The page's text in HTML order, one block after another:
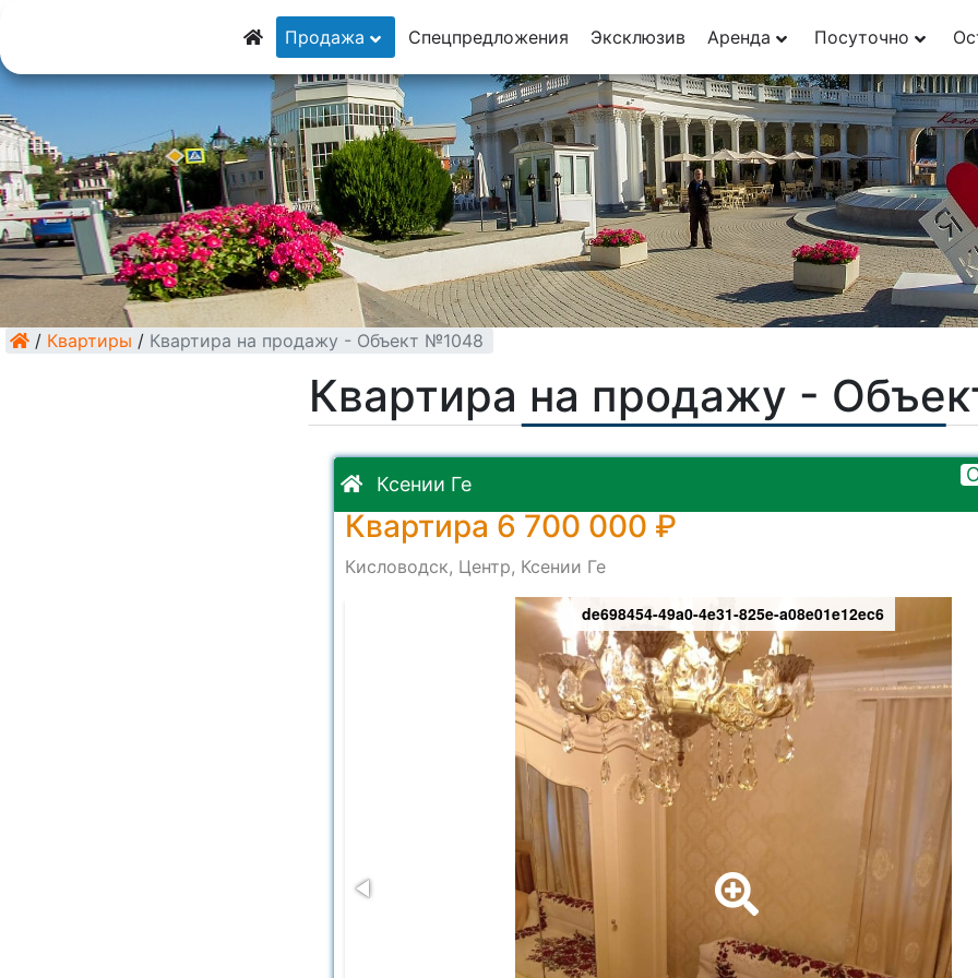
8 (928) 5555-929
8 (928) 3054-111
Продажа Спецпредложения Эксклюзив Аренда Посуточно
/ Квартиры / Квартира на продажу - Объект №1048
Квартира на продажу -
Ксении Ге
Квартира 6 700 000 ₽
Кисловодск, Центр, Ксении Ге
de698454-49a0-4e31-825e-a08e01e12ec6